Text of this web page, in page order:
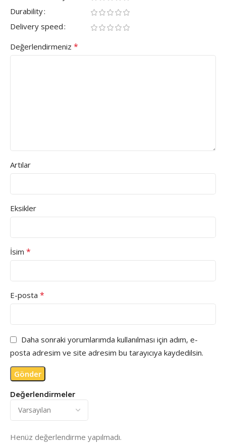
Değerlendirmeler
Henüz değerlendirme yapılmadı.
Durability
Delivery speed
Değerlendirmeniz *
Artılar
Eksikler
İsim *
E-posta *
Daha sonraki yorumlarımda kullanılması için adım, e-
posta adresim ve site adresim bu tarayıcıya kaydedilsin.